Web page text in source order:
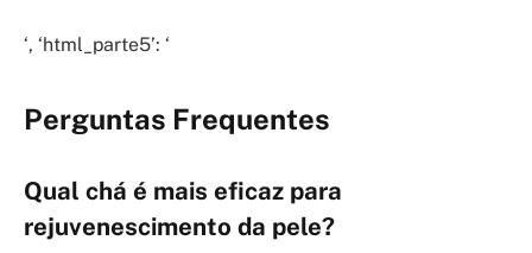
‘, ‘html_parte5’: ‘
Perguntas Frequentes
Qual chá é mais eficaz para
rejuvenescimento da pele?